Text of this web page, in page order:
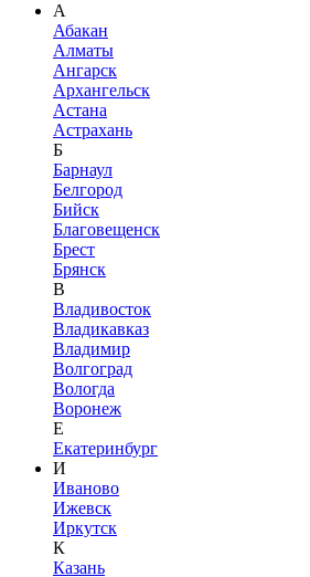
А
Абакан
Алматы
Ангарск
Архангельск
Астана
Астрахань
Б
Барнаул
Белгород
Бийск
Благовещенск
Брест
Брянск
В
Владивосток
Владикавказ
Владимир
Волгоград
Вологда
Воронеж
Е
Екатеринбург
И
Иваново
Ижевск
Иркутск
К
Казань